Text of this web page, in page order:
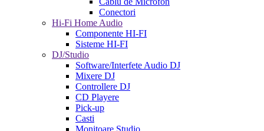
Conectori
Hi-Fi Home Audio
Componente HI-FI
Sisteme HI-FI
DJ/Studio
Software/Interfete Audio DJ
Mixere DJ
Controllere DJ
CD Playere
Pick-up
Casti
Monitoare Studio